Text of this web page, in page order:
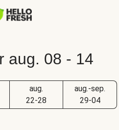
aug. 08 - 14
aug.
22-28
aug.-sep.
29-04